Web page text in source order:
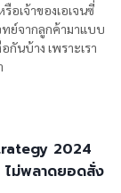
อเจ้าของเอเจนซี่
ทย์จากลูกค้ามาแบบ
กันบ้าง เพราะเรา
2024
ไม่พลาดยอดสั่ง